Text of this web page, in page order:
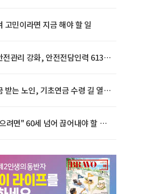
고민이라면 지금 해야 할 일
전관리 강화, 안전전담인력 613명
받는 노인, 기초연금 수령 길 열린
려면" 60세 넘어 끊어내야 할 사